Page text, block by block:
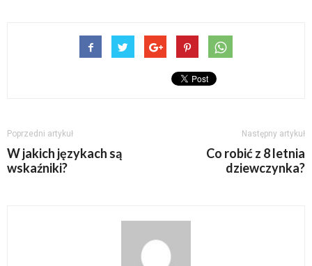
Poprzedni artykuł
W jakich językach są
wskaźniki?
Następny artykuł
Co robić z 8 letnia
dziewczynka?